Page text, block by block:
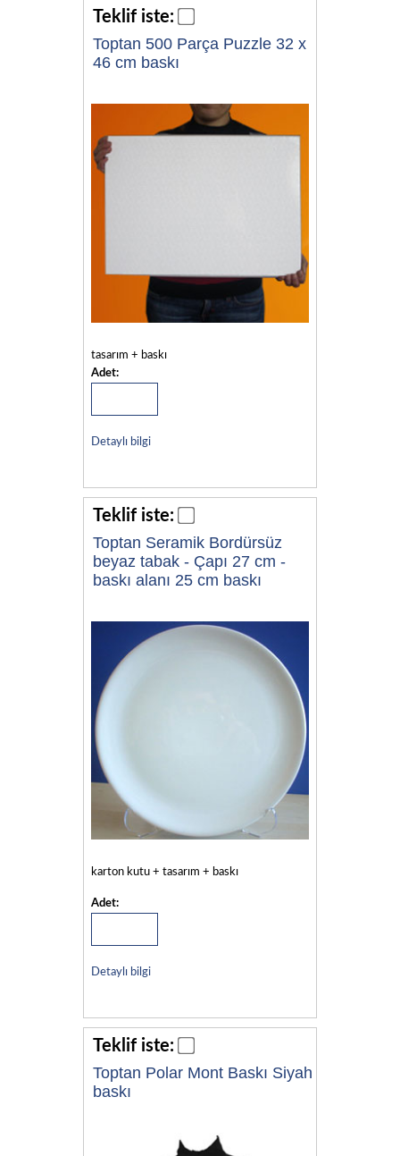
Teklif iste:
Toptan 500 Parça Puzzle 32 x
46 cm baskı
tasarım + baskı
Adet:
Detaylı bilgi
Teklif iste:
Toptan Seramik Bordürsüz
beyaz tabak - Çapı 27 cm -
baskı alanı 25 cm baskı
karton kutu + tasarım + baskı
Adet:
Detaylı bilgi
Teklif iste:
Toptan Polar Mont Baskı Siyah
baskı